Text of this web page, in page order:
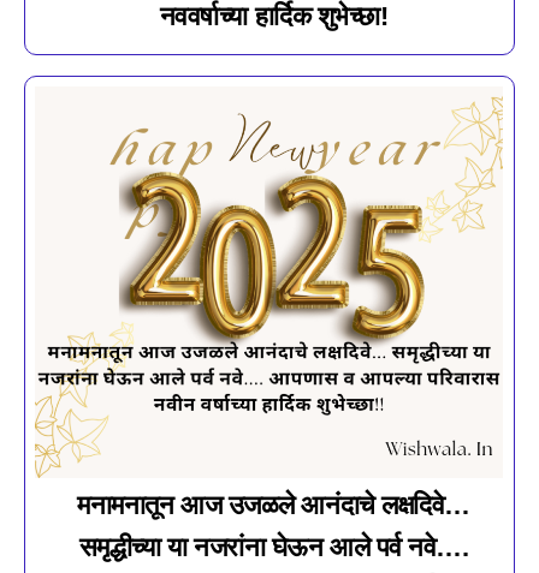
नववर्षाच्या हार्दिक शुभेच्छा!
मनामनातून आज उजळले आनंदाचे लक्षदिवे…
समृद्धीच्या या नजरांना घेऊन आले पर्व नवे….